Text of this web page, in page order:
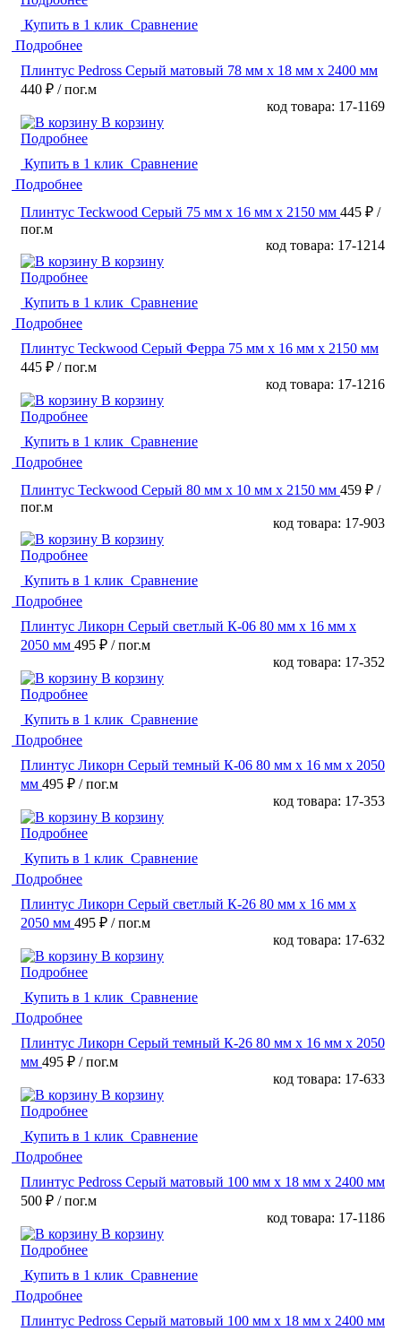
Купить в 1 клик Сравнение
Подробнее
Плинтус Pedross Серый матовый 78 мм х 18 мм х 2400 мм
440 ₽ / пог.м
код товара: 17-1169
В корзину
Подробнее
Купить в 1 клик Сравнение
Подробнее
Плинтус Teckwood Серый 75 мм х 16 мм х 2150 мм 445 ₽ /
пог.м
код товара: 17-1214
В корзину
Подробнее
Купить в 1 клик Сравнение
Подробнее
Плинтус Teckwood Серый Ферра 75 мм х 16 мм х 2150 мм
445 ₽ / пог.м
код товара: 17-1216
В корзину
Подробнее
Купить в 1 клик Сравнение
Подробнее
Плинтус Teckwood Серый 80 мм х 10 мм х 2150 мм 459 ₽ /
пог.м
код товара: 17-903
В корзину
Подробнее
Купить в 1 клик Сравнение
Подробнее
Плинтус Ликорн Серый светлый К-06 80 мм х 16 мм х
2050 мм 495 ₽ / пог.м
код товара: 17-352
В корзину
Подробнее
Купить в 1 клик Сравнение
Подробнее
Плинтус Ликорн Серый темный К-06 80 мм х 16 мм х 2050
мм 495 ₽ / пог.м
код товара: 17-353
В корзину
Подробнее
Купить в 1 клик Сравнение
Подробнее
Плинтус Ликорн Серый светлый К-26 80 мм х 16 мм х
2050 мм 495 ₽ / пог.м
код товара: 17-632
В корзину
Подробнее
Купить в 1 клик Сравнение
Подробнее
Плинтус Ликорн Серый темный К-26 80 мм х 16 мм х 2050
мм 495 ₽ / пог.м
код товара: 17-633
В корзину
Подробнее
Купить в 1 клик Сравнение
Подробнее
Плинтус Pedross Серый матовый 100 мм х 18 мм х 2400 мм
500 ₽ / пог.м
код товара: 17-1186
В корзину
Подробнее
Купить в 1 клик Сравнение
Подробнее
Плинтус Pedross Серый матовый 100 мм х 18 мм х 2400 мм